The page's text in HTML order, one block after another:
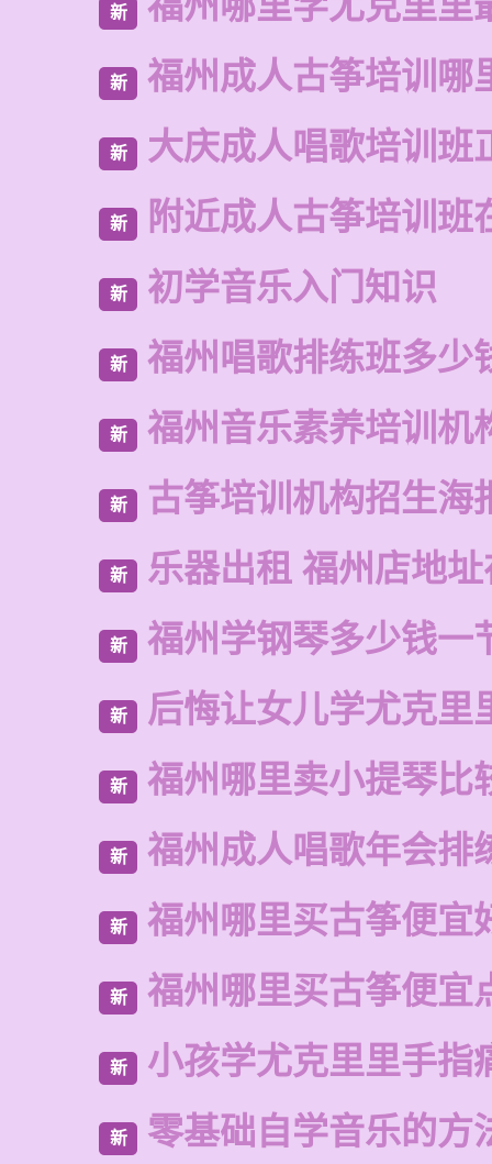
新
新 福州成人古筝培训哪
新 大庆成人唱歌培训班
新 附近成人古筝培训班
新 初学音乐入门知识
新 福州唱歌排练班多少
新 福州音乐素养培训机
新 古筝培训机构招生海
新 乐器出租 福州店地
新 福州学钢琴多少钱一
新 后悔让女儿学尤克里
新 福州哪里卖小提琴比
新 福州成人唱歌年会排
新 福州哪里买古筝便宜
新 福州哪里买古筝便宜
新 小孩学尤克里里手指
新 零基础自学音乐的方